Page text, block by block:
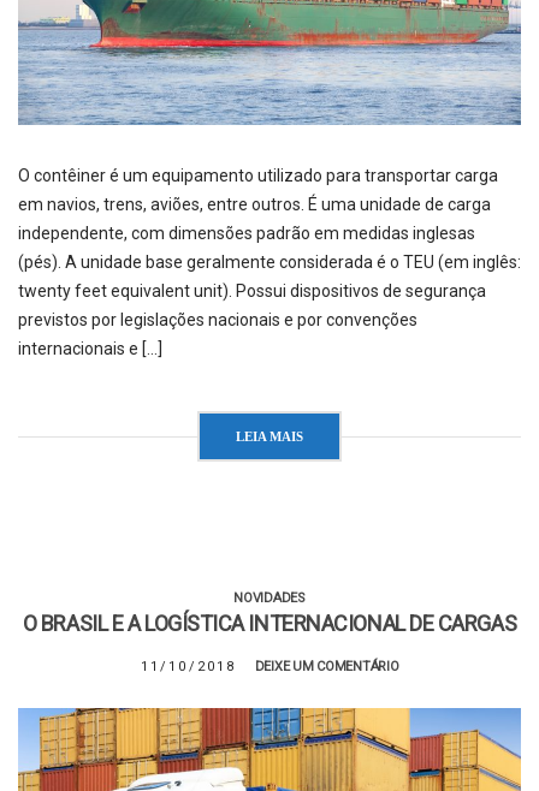
O contêiner é um equipamento utilizado para transportar carga
em navios, trens, aviões, entre outros. É uma unidade de carga
independente, com dimensões padrão em medidas inglesas
(pés). A unidade base geralmente considerada é o TEU (em inglês:
twenty feet equivalent unit). Possui dispositivos de segurança
previstos por legislações nacionais e por convenções
internacionais e […]
LEIA MAIS
NOVIDADES
O BRASIL E A LOGÍSTICA INTERNACIONAL DE CARGAS
11/10/2018 DEIXE UM COMENTÁRIO